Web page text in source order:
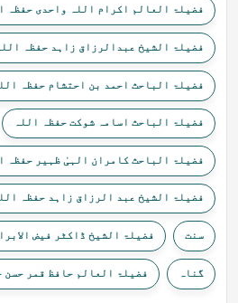
فضیلۃ العالم اکرام اللہ واحدی حفظہ
فضیلۃ الشیخ عبدالرزاق زاہد حفظہ
فضیلۃ الباحث احمد بن احتشام حفظہ
فضیلۃ الباحث اسامہ شوکت حفظہ اللہ
فضیلۃ الباحث کامران الہیٰ ظہیر حفظہ
فضیلۃ الشیخ عبد الرزاق زاہد حفظہ
سنت فضیلۃ الشیخ ڈاکٹر فیض
گناہ فضیلۃ العالم حافظ قمر حسن